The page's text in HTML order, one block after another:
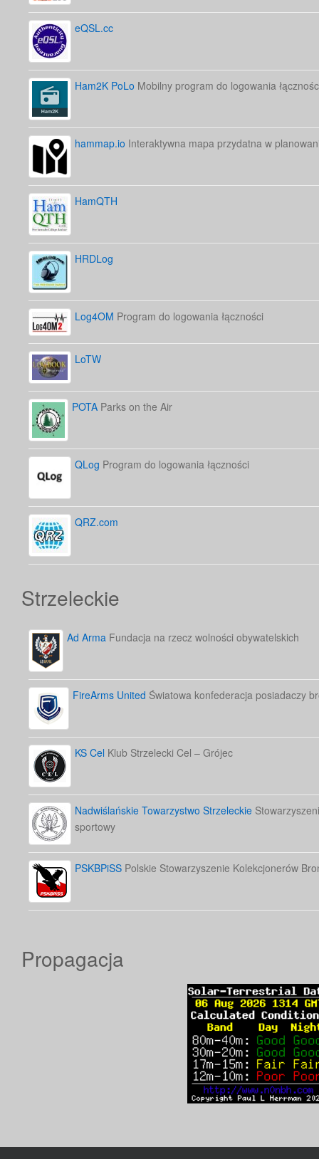
eQSL.cc
Ham2K PoLo Mobilny program do logowania
hammap.io Interaktywna mapa przydatna w
HamQTH
HRDLog
Log4OM Program do logowania łączności
LoTW
POTA Parks on the Air
QLog Program do logowania łączności
QRZ.com
Strzeleckie
Ad Arma Fundacja na rzecz wolności obywatelskich
FireArms United Światowa konfederacja posiadaczy
KS Cel Klub Strzelecki Cel – Grójec
Nadwiślańskie Towarzystwo Strzeleckie
sportowy
PSKBPiSS Polskie Stowarzyszenie Kolekcjonerów
Propagacja